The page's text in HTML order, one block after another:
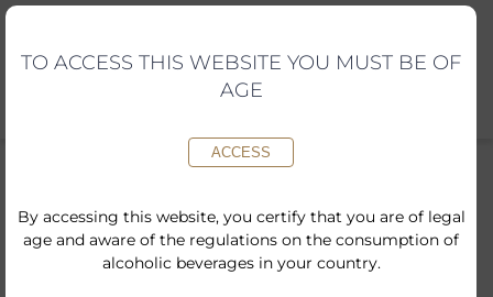
Skip
content
TO ACCESS THIS WEBSITE YOU MUST BE OF
AGE
ACCESS
By accessing this website, you certify that you are of legal
age and aware of the regulations on the consumption of
alcoholic beverages in your country.